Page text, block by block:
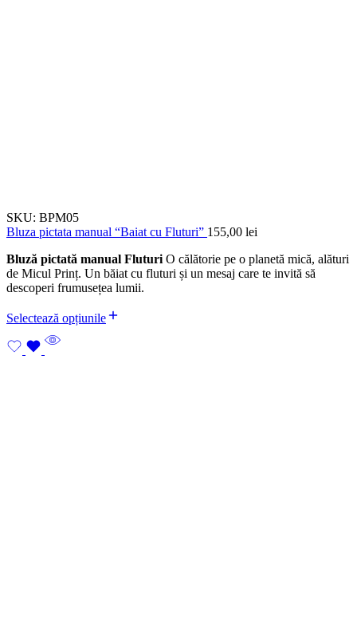
SKU: BPM05
Bluza pictata manual “Baiat cu Fluturi” 155,00 lei
Bluză pictată manual Fluturi O călătorie pe o planetă mică, alături
de Micul Prinț. Un băiat cu fluturi și un mesaj care te invită să
descoperi frumusețea lumii.
Selectează opțiunile